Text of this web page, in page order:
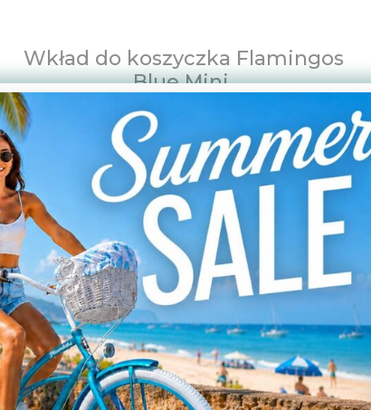
Wkład do koszyczka Flamingos
Blue Mini.
49,00PLN
Zobacz
Podobne produkty